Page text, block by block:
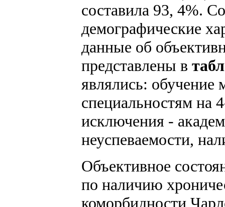
составила 93, 4%.
демографические
данные об
представлены в
являлись:
специальностям
исключения -
неуспеваемости,
Объективное
по наличию
коморбидности